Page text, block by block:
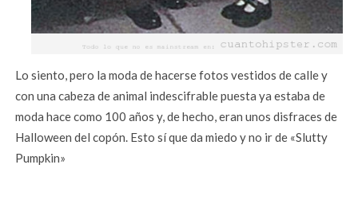
Lo siento, pero la moda de hacerse fotos vestidos de calle y
con una cabeza de animal indescifrable puesta ya estaba de
moda hace como 100 años y, de hecho, eran unos disfraces de
Halloween del copón. Esto sí que da miedo y no ir de «Slutty
Pumpkin»